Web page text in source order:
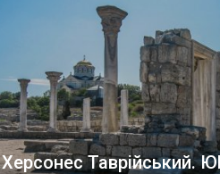
візантійської доби. Раритети викрадені
культурної спадщини ЮНЕСКО
Офіційно – на виставку «Золото
влада в Україні вважають це лише […]
Херсонес Таврійський.